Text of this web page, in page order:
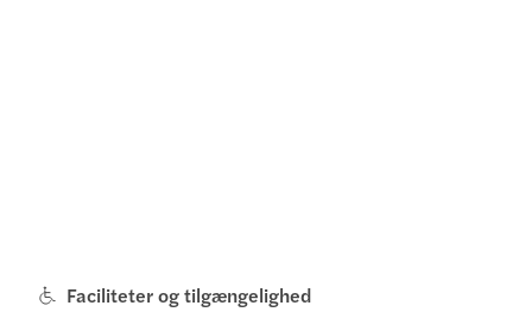
Faciliteter og tilgængelighed